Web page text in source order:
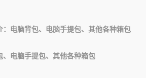
：电脑背包、电脑手提包、其他各种箱包
、电脑手提包、其他各种箱包